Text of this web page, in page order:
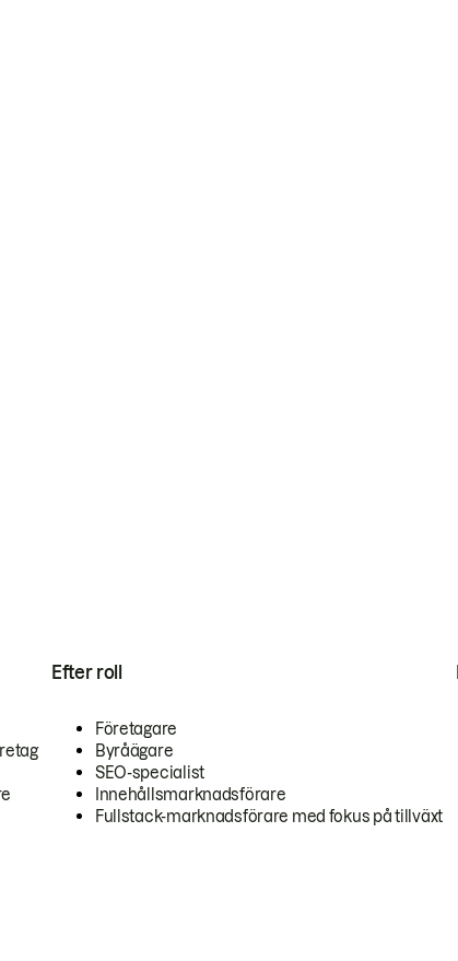
Efter roll
Företagare
Byråägare
SEO-specialist
Innehållsmarknadsförare
Fullstack-marknadsförare med fokus på tillväxt